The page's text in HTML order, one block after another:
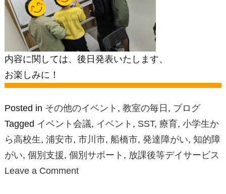
内容に関しては、後日発表いたします、
お楽しみに！
Posted in その他のイベント , 教室の毎日 , ブログ
Tagged イベント会議, イベント , SST, 療育, 小学生か
ら高校生, 浦安市, 市川市, 船橋市, 発達障がい, 知的障
がい, 個別支援, 個別サポート , 放課後等デイサービス
Leave a Commenton